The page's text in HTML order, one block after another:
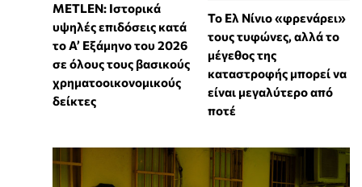
METLEN: Ιστορικά
υψηλές επιδόσεις κατά
το Α’ Εξάμηνο του 2026
σε όλους τους βασικούς
χρηματοοικονομικούς
δείκτες
Το Ελ Νίνιο «φρενάρει»
τους τυφώνες, αλλά το
μέγεθος της
καταστροφής μπορεί να
είναι μεγαλύτερο από
ποτέ